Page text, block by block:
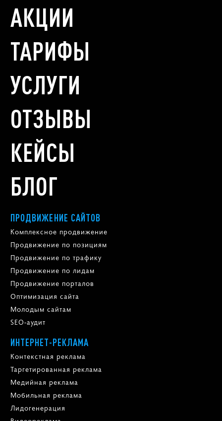
АКЦИИ
ТАРИФЫ
УСЛУГИ
ОТЗЫВЫ
КЕЙСЫ
БЛОГ
ПРОДВИЖЕНИЕ САЙТОВ
Комплексное продвижение
Продвижение по позициям
Продвижение по трафику
Продвижение по лидам
Продвижение порталов
Оптимизация сайта
Молодым сайтам
SEO-аудит
ИНТЕРНЕТ-РЕКЛАМА
Контекстная реклама
Таргетированная реклама
Медийная реклама
Мобильная реклама
Лидогенерация